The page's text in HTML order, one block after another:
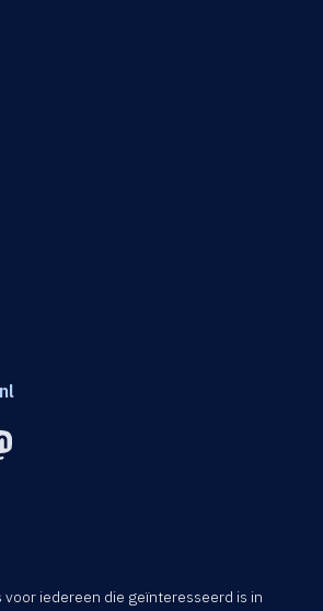
iedereen die geïnteresseerd is in